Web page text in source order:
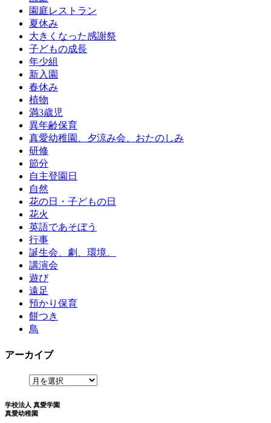
園庭レストラン
夏休み
大きくなった感謝祭
子どもの成長
年少組
新入園
春休み
植物
満3歳児
異年齢保育
真愛幼稚園、夕涼み会、おたのしみ
研修
節分
自主登園日
自然
花の日・子どもの日
花火
英語であそぼう
行事
誕生会、劇、環境、
講演会
遊び
遠足
預かり保育
餅つき
鳥
アーカイブ
学校法人 真愛学園
真愛幼稚園